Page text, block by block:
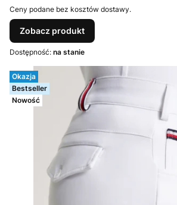
Ceny podane bez kosztów dostawy.
Zobacz produkt
Dostępność: na stanie
Okazja
Bestseller
Nowość